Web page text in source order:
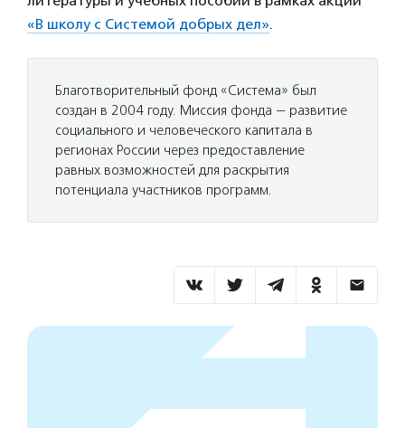
«В школу с Системой добрых дел».
Благотворительный фонд «Система» был
создан в 2004 году. Миссия фонда — развитие
социального и человеческого капитала в
регионах России через предоставление
равных возможностей для раскрытия
потенциала участников программ.